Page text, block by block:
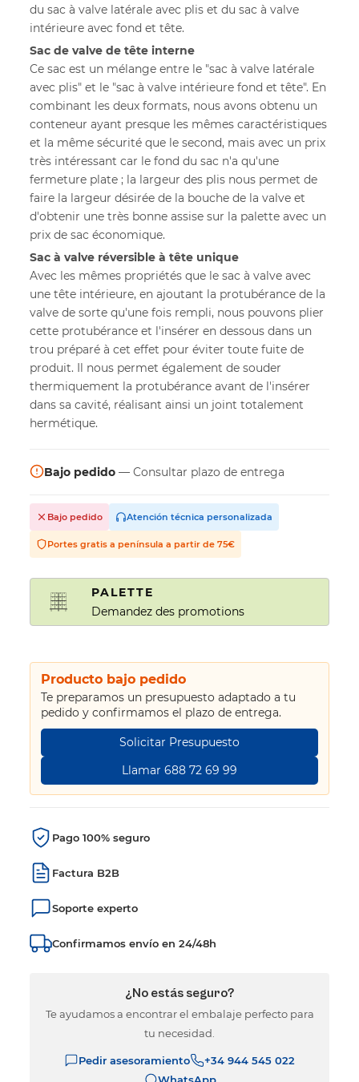
du sac à valve latérale avec plis et du sac à valve
intérieure avec fond et tête.
Sac de valve de tête interne
Ce sac est un mélange entre le "sac à valve latérale
avec plis" et le "sac à valve intérieure fond et tête". En
combinant les deux formats, nous avons obtenu un
conteneur ayant presque les mêmes caractéristiques
et la même sécurité que le second, mais avec un prix
très intéressant car le fond du sac n'a qu'une
fermeture plate ; la largeur des plis nous permet de
faire la largeur désirée de la bouche de la valve et
d'obtenir une très bonne assise sur la palette avec un
prix de sac économique.
Sac à valve réversible à tête unique
Avec les mêmes propriétés que le sac à valve avec
une tête intérieure, en ajoutant la protubérance de la
valve de sorte qu'une fois rempli, nous pouvons plier
cette protubérance et l'insérer en dessous dans un
trou préparé à cet effet pour éviter toute fuite de
produit. Il nous permet également de souder
thermiquement la protubérance avant de l'insérer
dans sa cavité, réalisant ainsi un joint totalement
hermétique.
Bajo pedido — Consultar plazo de entrega
Bajo pedido Atención técnica personalizada
Portes gratis a península a partir de 75€
PALETTE
Demandez des promotions
Producto bajo pedido
Te preparamos un presupuesto adaptado a tu
pedido y confirmamos el plazo de entrega.
Solicitar Presupuesto
Llamar 688 72 69 99
Pago 100% seguro
Factura B2B
Soporte experto
Confirmamos envío en 24/48h
¿No estás seguro?
Te ayudamos a encontrar el embalaje perfecto para
tu necesidad.
Pedir asesoramiento
+34 944 545 022